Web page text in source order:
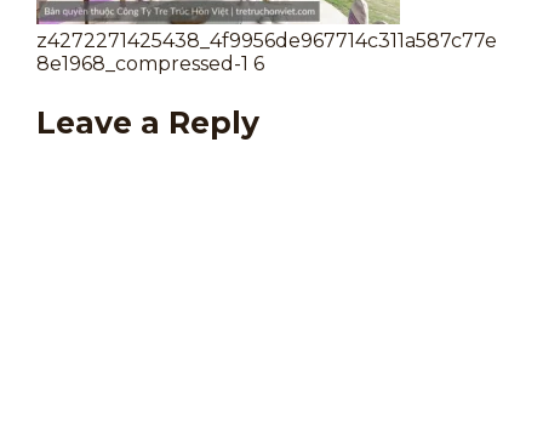
z4272271425438_4f9956de967714c311a587c77e
8e1968_compressed-1 6
Leave a Reply